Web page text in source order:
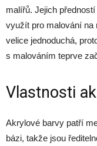
malířů. Jejich
využít pro malování na
velice jednoduchá,
s malováním teprve
Vlastnosti
Akrylové barvy patří
bázi, takže jsou